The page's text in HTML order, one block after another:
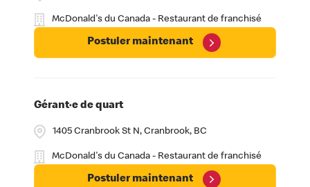
McDonald's du Canada - Restaurant de franchisé
Postuler maintenant
Gérant·e de quart
1405 Cranbrook St N, Cranbrook, BC
McDonald's du Canada - Restaurant de franchisé
Postuler maintenant